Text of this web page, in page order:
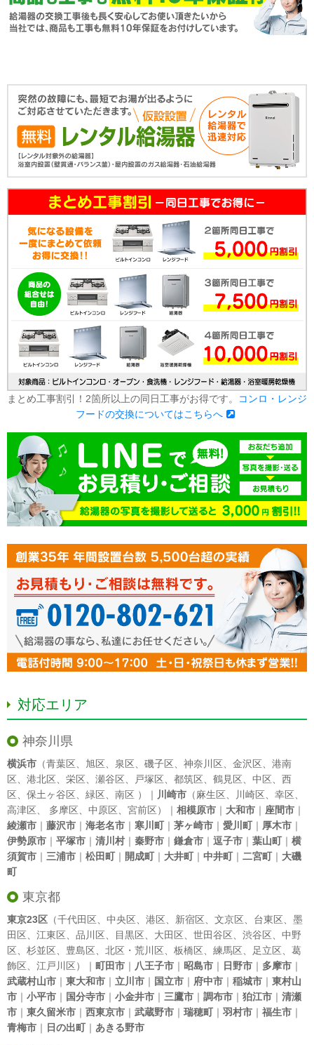
まとめ工事割引！2箇所以上の同日工事がお得です。
コンロ・レンジ
フードの交換についてはこちらへ
対応エリア
神奈川県
横浜市 （青葉区、 旭区、 泉区、 磯子区、 神奈川区、 金沢区、 港南
区、 港北区、 栄区、 瀬谷区、 戸塚区、 都筑区、 鶴見区、 中区、 西
区、 保土ヶ谷区、 緑区、 南区 ）｜ 川崎市 （麻生区、 川崎区、 幸区、
高津区、 多摩区、 中原区、 宮前区）｜ 相模原市 ｜ 大和市 ｜ 座間市 ｜
綾瀬市 ｜ 藤沢市 ｜ 海老名市 ｜ 寒川町｜ 茅ヶ崎市 ｜ 愛川町｜ 厚木市 ｜
伊勢原市 ｜ 平塚市 ｜ 清川村｜ 秦野市 ｜ 鎌倉市 ｜ 逗子市 ｜ 葉山町｜ 横
須賀市 ｜ 三浦市 ｜ 松田町｜ 開成町｜ 大井町｜ 中井町｜ 二宮町｜ 大磯
町
東京都
東京23区 （千代田区、 中央区、 港区、 新宿区、 文京区、 台東区、 墨
田区、 江東区、 品川区、 目黒区、 大田区、 世田谷区、 渋谷区、 中野
区、 杉並区、 豊島区、 北区 ・ 荒川区、 板橋区、 練馬区、 足立区、 葛
飾区、 江戸川区）｜ 町田市 ｜ 八王子市 ｜ 昭島市 ｜ 日野市 ｜ 多摩市 ｜
武蔵村山市 ｜ 東大和市 ｜ 立川市 ｜ 国立市 ｜ 府中市 ｜ 稲城市 ｜ 東村山
市 ｜ 小平市 ｜ 国分寺市 ｜ 小金井市 ｜ 三鷹市 ｜ 調布市 ｜ 狛江市 ｜ 清瀬
市 ｜ 東久留米市 ｜ 西東京市 ｜ 武蔵野市 ｜ 瑞穂町｜ 羽村市 ｜ 福生市 ｜
青梅市 ｜ 日の出町｜ あきる野市